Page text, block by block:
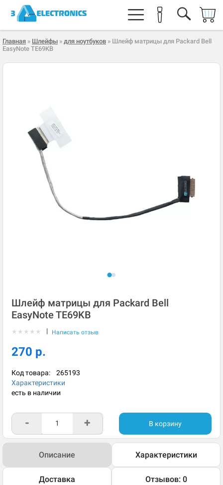
Главная » Шлейфы » для ноутбуков » Шлейф матрицы для Packard Bell
EasyNote TE69KB
Шлейф матрицы для Packard Bell
EasyNote TE69KB
★ ★ ★ ★ ★ | Написать отзыв
270 р.
Код товара: 265193
Характеристики
есть в наличии
- + В корзину
Описание Характеристики
Доставка Отзывов: 0